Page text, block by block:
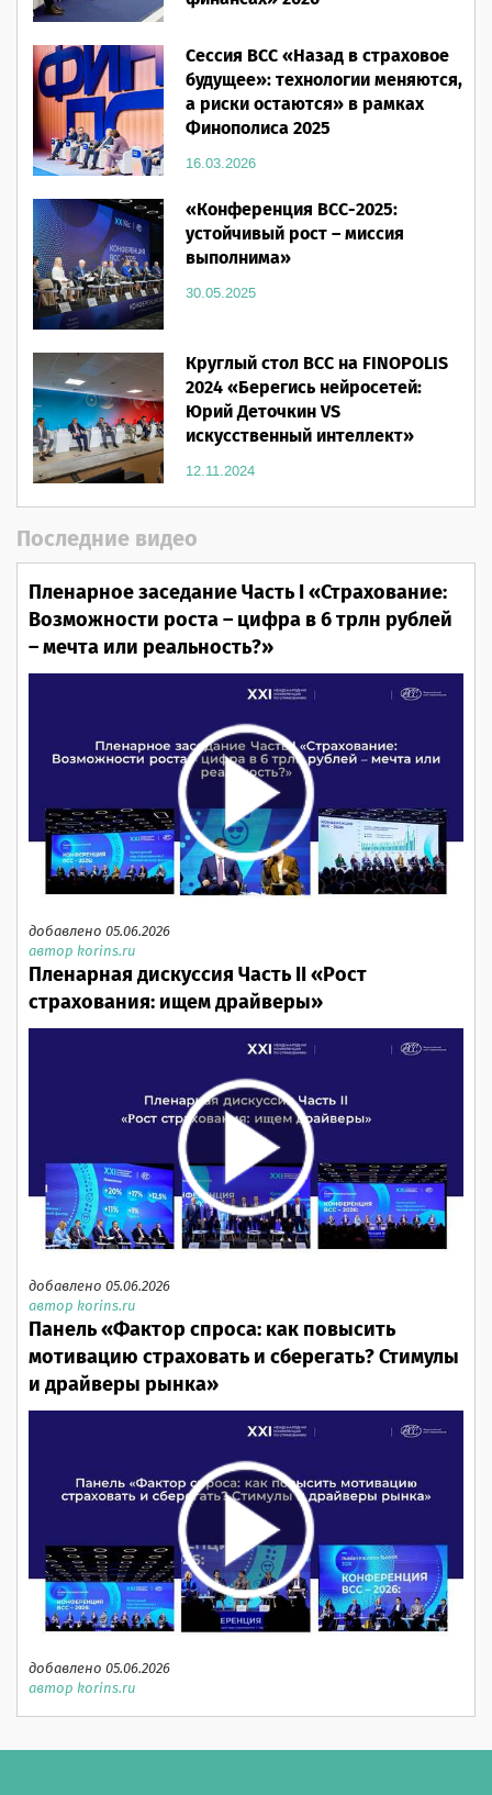
Сессия ВСС «Назад в страховое
будущее»: технологии меняются,
а риски остаются» в рамках
Финополиса 2025
16.03.2026
«Конференция ВСС-2025:
устойчивый рост – миссия
выполнима»
30.05.2025
Круглый стол ВСС на FINOPOLIS
2024 «Берегись нейросетей:
Юрий Деточкин VS
искусственный интеллект»
12.11.2024
Последние видео
Пленарное заседание Часть I «Страхование:
Возможности роста – цифра в 6 трлн рублей
– мечта или реальность?»
добавлено 05.06.2026
автор korins.ru
Пленарная дискуссия Часть II «Рост
страхования: ищем драйверы»
добавлено 05.06.2026
автор korins.ru
Панель «Фактор спроса: как повысить
мотивацию страховать и сберегать? Стимулы
и драйверы рынка»
добавлено 05.06.2026
автор korins.ru